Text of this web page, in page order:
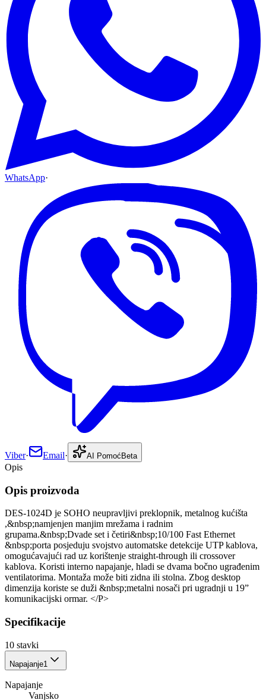
WhatsApp·
Viber· Email· AI Pomoć Beta
Opis
Opis proizvoda
DES-1024D je SOHO neupravljivi preklopnik, metalnog kućišta
,&nbsp;namjenjen manjim mrežama i radnim
grupama.&nbsp;Dvade set i četiri&nbsp;10/100 Fast Ethernet
&nbsp;porta posjeduju svojstvo automatske detekcije UTP kablova,
omogućavajući rad uz korištenje straight-through ili crossover
kablova. Koristi interno napajanje, hladi se dvama bočno ugrađenim
ventilatorima. Montaža može biti zidna ili stolna. Zbog desktop
dimenzija koriste se duži &nbsp;metalni nosači pri ugradnji u 19”
komunikacijski ormar. </P>
Specifikacije
10 stavki
Napajanje1
Napajanje
Vanjsko